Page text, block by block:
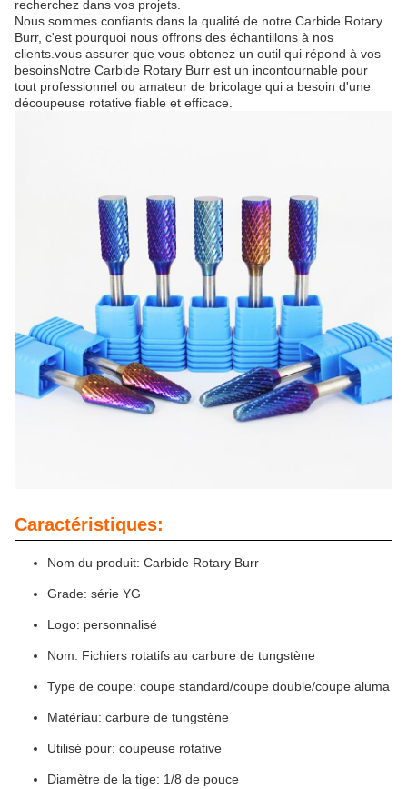
recherchez dans vos projets.
Nous sommes confiants dans la qualité de notre Carbide Rotary
Burr, c'est pourquoi nous offrons des échantillons à nos
clients.vous assurer que vous obtenez un outil qui répond à vos
besoinsNotre Carbide Rotary Burr est un incontournable pour
tout professionnel ou amateur de bricolage qui a besoin d'une
découpeuse rotative fiable et efficace.
Caractéristiques:
Nom du produit: Carbide Rotary Burr
Grade: série YG
Logo: personnalisé
Nom: Fichiers rotatifs au carbure de tungstène
Type de coupe: coupe standard/coupe double/coupe aluma
Matériau: carbure de tungstène
Utilisé pour: coupeuse rotative
Diamètre de la tige: 1/8 de pouce